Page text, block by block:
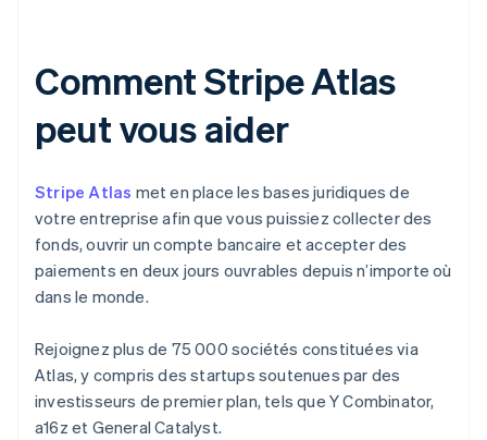
Comment Stripe Atlas
peut vous aider
Stripe Atlas met en place les bases juridiques de
votre entreprise afin que vous puissiez collecter des
fonds, ouvrir un compte bancaire et accepter des
paiements en deux jours ouvrables depuis n’importe où
dans le monde.
Rejoignez plus de 75 000 sociétés constituées via
Atlas, y compris des startups soutenues par des
investisseurs de premier plan, tels que Y Combinator,
a16z et General Catalyst.